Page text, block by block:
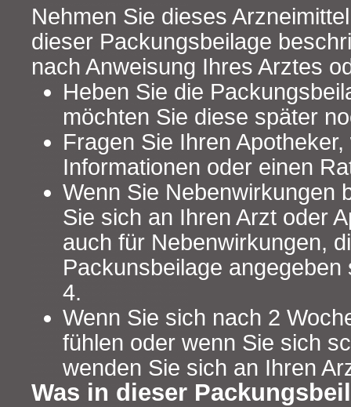
Nehmen Sie dieses
dieser Packungsbeilage
nach Anweisung Ihres Arztes
Heben Sie die
möchten Sie diese später
Fragen Sie Ihren
Informationen oder einen
Wenn Sie Nebenwirkungen
Sie sich an Ihren Arzt oder
auch für Nebenwirkungen,
Packunsbeilage angegeben
4.
Wenn Sie sich nach 2
fühlen oder wenn Sie sich
wenden Sie sich an Ihren
Was in dieser